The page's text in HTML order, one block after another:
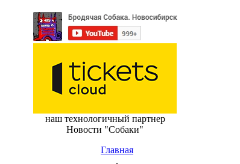
наш технологичный партнер
Новости "Собаки"
Главная
.